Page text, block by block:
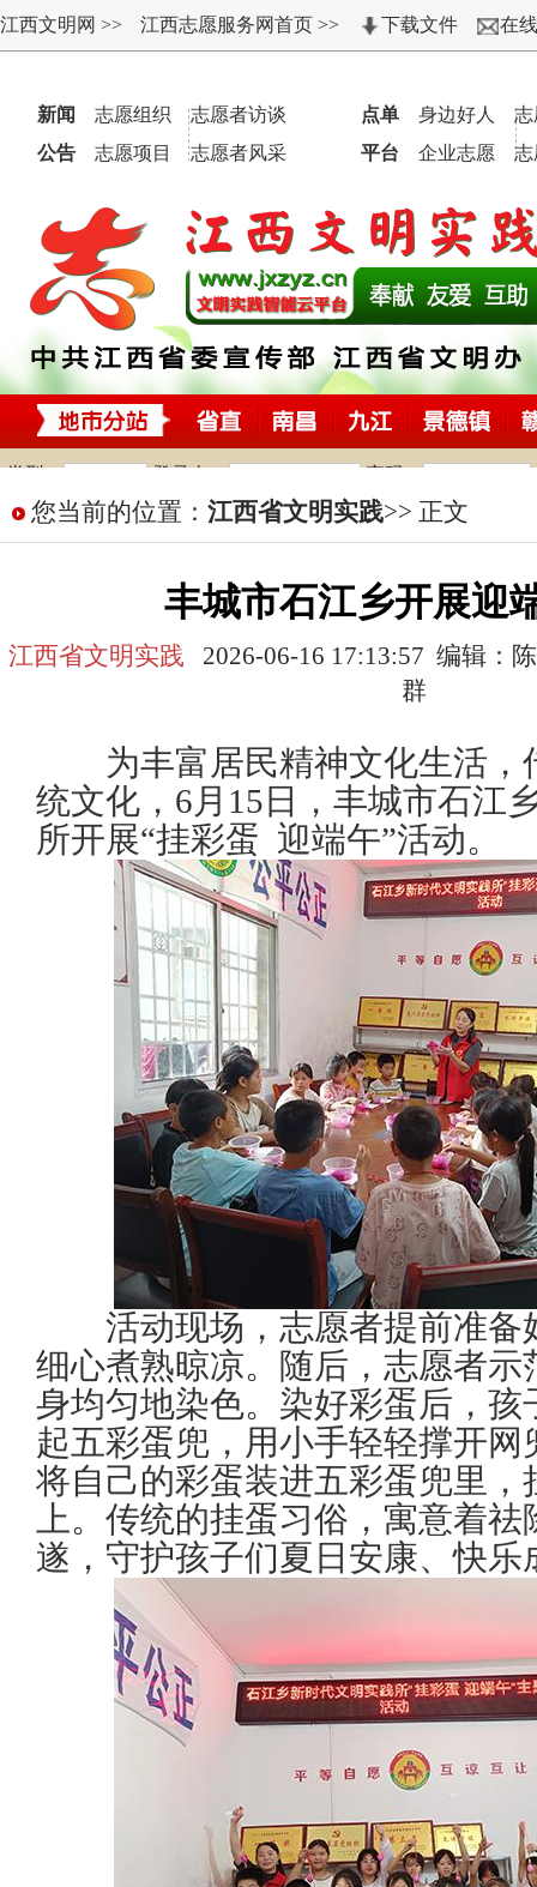
您当前的位置： 江西省文明实践>>
丰城市石江乡开展迎
江西省文明实践 2026-06-16 17:13:57 编辑：
群
为丰富居民精神文化生活，
统文化，6月15日，丰城市石江
所开展“挂彩蛋 迎端午”活动。
活动现场，志愿者提前准备
细心煮熟晾凉。随后，志愿者示
身均匀地染色。染好彩蛋后，孩
起五彩蛋兜，用小手轻轻撑开网
将自己的彩蛋装进五彩蛋兜里，
上。传统的挂蛋习俗，寓意着
遂，守护孩子们夏日安康、快乐